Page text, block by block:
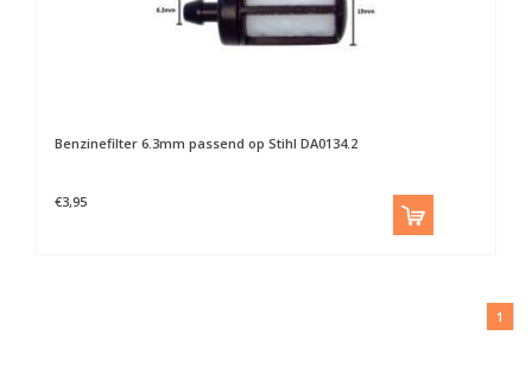
Benzinefilter 6.3mm passend op Stihl DA0134.2
€3,95
1